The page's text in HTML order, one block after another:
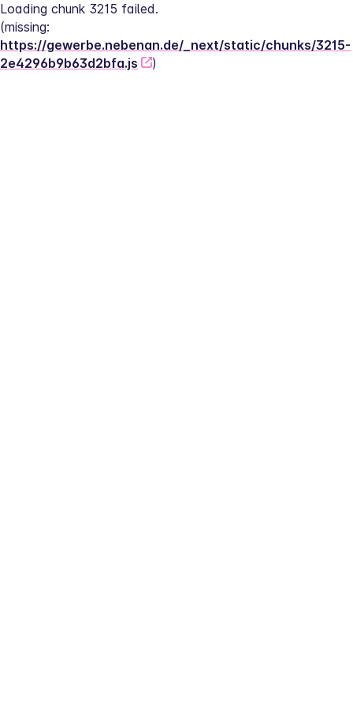
Loading chunk 3215 failed.
https://gewerbe.nebenan.de/_next/static/chunks/3215-
2e4296b9b63d2bfa.js
)